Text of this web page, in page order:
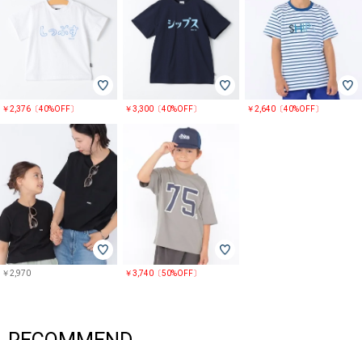
￥2,376〔40%OFF〕 ￥3,300〔40%OFF〕 ￥2,640〔40%OFF〕
￥2,970 ￥3,740〔50%OFF〕